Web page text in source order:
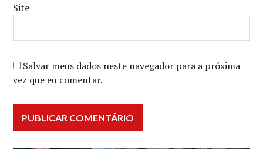
Site
Salvar meus dados neste navegador para a próxima
vez que eu comentar.